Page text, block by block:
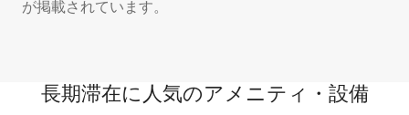
が掲載されています。
長期滞在に人気のアメニティ・設備